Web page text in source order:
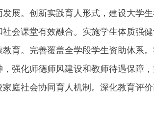
发展。创新实践育人形式，建设大学
社会课堂有效融合。实施学生体质强
教育。完善覆盖全学段学生资助体系
，强化师德师风建设和教师待遇保障
家庭社会协同育人机制。深化教育评